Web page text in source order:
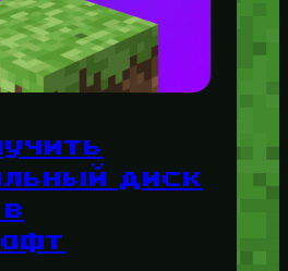
диск